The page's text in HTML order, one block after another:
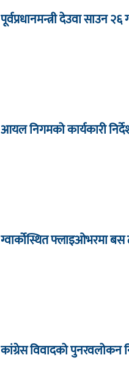
पूर्वप्रधानमन्त्री देउवा साउन
आयल निगमको कार्यकारी
ग्वार्कोस्थित फ्लाइओभरमा
कांग्रेस विवादको पुनरवलोकन